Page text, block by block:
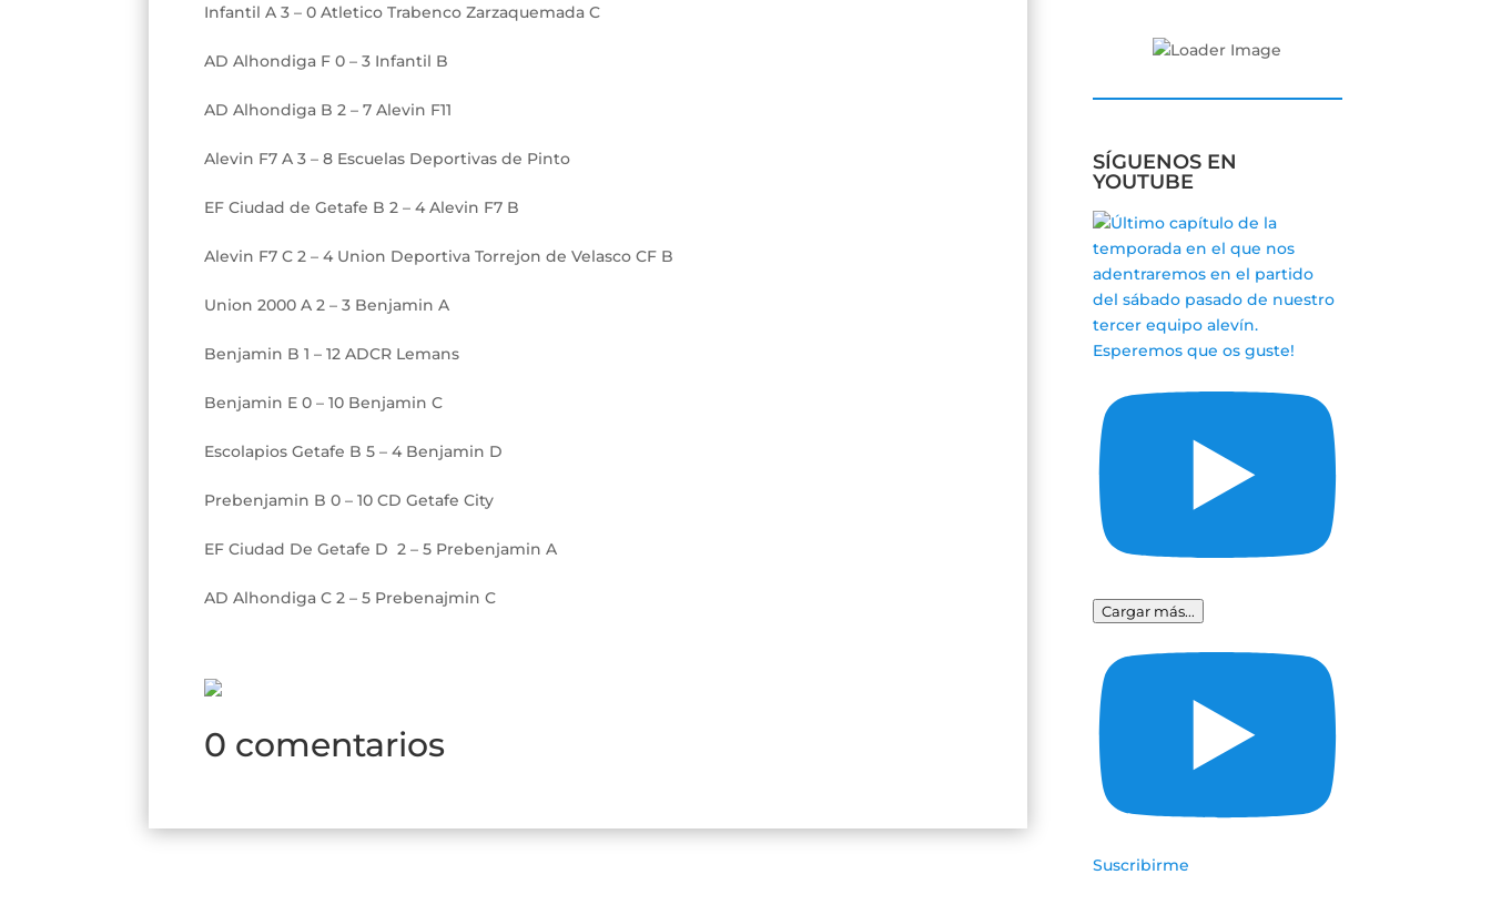
Infantil A 3 – 0 Atletico Trabenco Zarzaquemada C
AD Alhondiga F 0 – 3 Infantil B
AD Alhondiga B 2 – 7 Alevin F11
Alevin F7 A 3 – 8 Escuelas Deportivas de Pinto
EF Ciudad de Getafe B 2 – 4 Alevin F7 B
Alevin F7 C 2 – 4 Union Deportiva Torrejon de Velasco CF B
Union 2000 A 2 – 3 Benjamin A
Benjamin B 1 – 12 ADCR Lemans
Benjamin E 0 – 10 Benjamin C
Escolapios Getafe B 5 – 4 Benjamin D
Prebenjamin B 0 – 10 CD Getafe City
EF Ciudad De Getafe D 2 – 5 Prebenjamin A
AD Alhondiga C 2 – 5 Prebenajmin C
0 comentarios
SÍGUENOS EN
YOUTUBE
Cargar más...
Suscribirme